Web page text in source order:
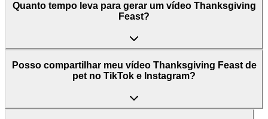
Quanto tempo leva para gerar um vídeo Thanksgiving
Feast?
Posso compartilhar meu vídeo Thanksgiving Feast de
pet no TikTok e Instagram?